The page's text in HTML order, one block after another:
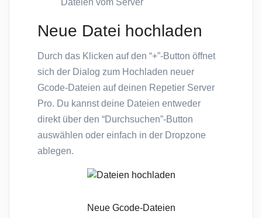
Dateien vom Server
Neue Datei hochladen
Durch das Klicken auf den “+”-Button öffnet
sich der Dialog zum Hochladen neuer
Gcode-Dateien auf deinen Repetier Server
Pro. Du kannst deine Dateien entweder
direkt über den “Durchsuchen”-Button
auswählen oder einfach in der Dropzone
ablegen.
Neue Gcode-Dateien